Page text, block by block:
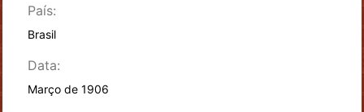
País:
Brasil
Data:
Março de 1906